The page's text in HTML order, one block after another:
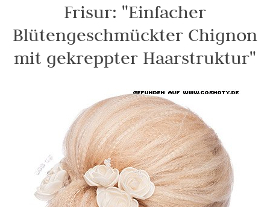
Frisur: "Einfacher
Blütengeschmückter Chignon
mit gekreppter Haarstruktur"